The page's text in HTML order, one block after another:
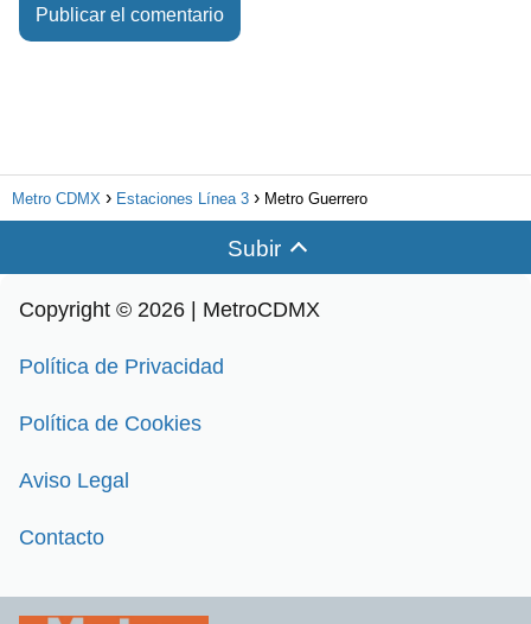
Metro CDMX Estaciones Línea 3 Metro Guerrero
Subir
Copyright © 2026 | MetroCDMX
Política de Privacidad
Política de Cookies
Aviso Legal
Contacto